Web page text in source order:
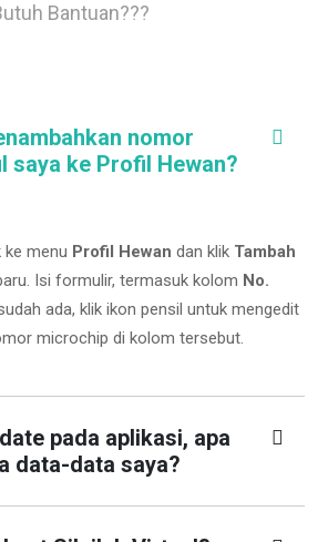
Bantuan???
nomor
saya ke Profil Hewan?
ke menu Profil Hewan dan klik Tambah
Isi formulir, termasuk kolom No.
ada, klik ikon pensil untuk mengedit
microchip di kolom tersebut.
pada aplikasi, apa
data-data saya?